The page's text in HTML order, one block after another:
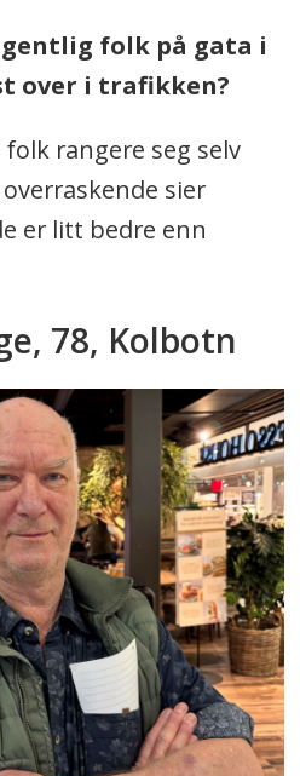
folk på gata i
over i trafikken?
rangere seg selv
sier
er litt bedre enn
78, Kolbotn